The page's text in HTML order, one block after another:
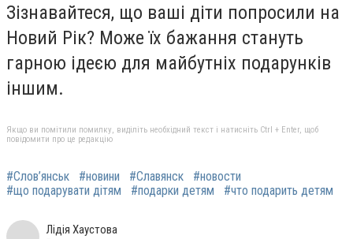
Зізнавайтеся, що ваші діти попросили на
Новий Рік? Може їх бажання стануть
гарною ідеєю для майбутніх подарунків
іншим.
Якщо ви помітили помилку, виділіть необхідний текст і натисніть Ctrl + Enter, щоб
повідомити про це редакцію
#Слов’янськ #новини #Славянск
#новости
#що подарувати дітям
#подарки детям #что подарить детям
Лідія Хаустова